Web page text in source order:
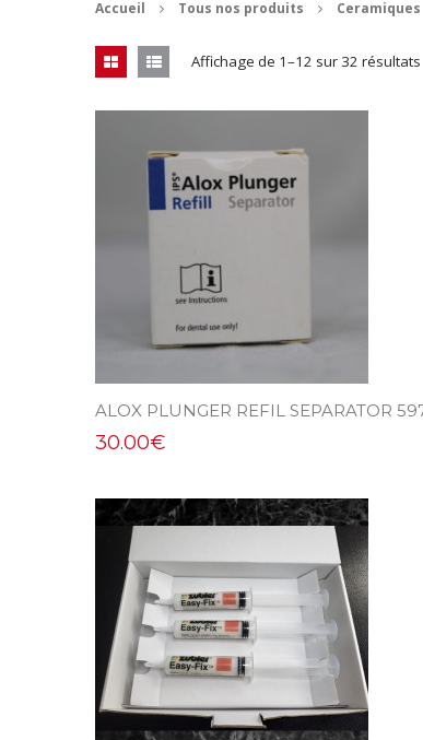
Accueil Tous nos produits Ceramiques
Affichage de 1–12 sur 32 résultats
ALOX PLUNGER REFIL SEPARATOR
30.00€